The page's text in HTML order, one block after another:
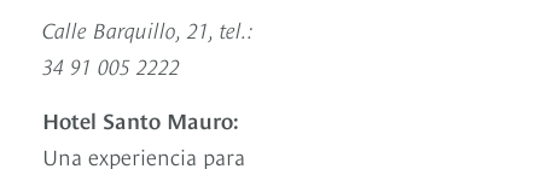
Calle Barquillo, 21, tel.:
34 91 005 2222
Hotel Santo Mauro:
Una experiencia para